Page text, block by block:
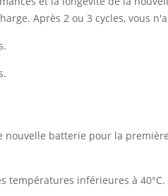
Après 2 ou 3 cycles, vous
batterie pour la
inférieures à 40°C.